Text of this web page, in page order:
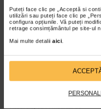
Puteți face clic pe „Acceptă si
utilizări sau puteți face clic pe
configura opțiunile. Vă puteți
retrage consimțământul pe site-ul
Mai multe detalii aici.